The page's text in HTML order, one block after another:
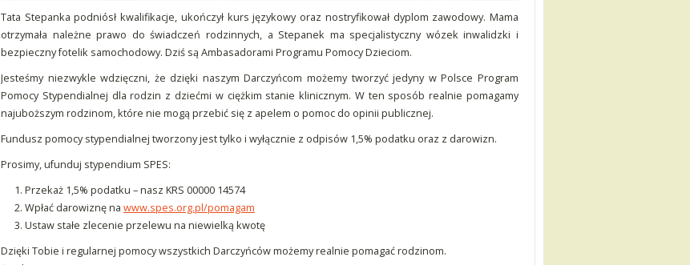
Tata Stepanka podniósł kwalifikacje, ukończył kurs językowy oraz nostryfikował dyplom zawodowy. Mama
otrzymała należne prawo do świadczeń rodzinnych, a Stepanek ma specjalistyczny wózek inwalidzki i
bezpieczny fotelik samochodowy. Dziś są Ambasadorami Programu Pomocy Dzieciom.
Jesteśmy niezwykle wdzięczni, że dzięki naszym Darczyńcom możemy tworzyć jedyny w Polsce Program
Pomocy Stypendialnej dla rodzin z dziećmi w ciężkim stanie klinicznym. W ten sposób realnie pomagamy
najuboższym rodzinom, które nie mogą przebić się z apelem o pomoc do opinii publicznej.
Fundusz pomocy stypendialnej tworzony jest tylko i wyłącznie z odpisów 1,5% podatku oraz z darowizn.
Prosimy, ufunduj stypendium SPES:
Przekaż 1,5% podatku – nasz KRS 00000 14574
Wpłać darowiznę na www.spes.org.pl/pomagam
Ustaw stałe zlecenie przelewu na niewielką kwotę
Dzięki Tobie i regularnej pomocy wszystkich Darczyńców możemy realnie pomagać rodzinom.